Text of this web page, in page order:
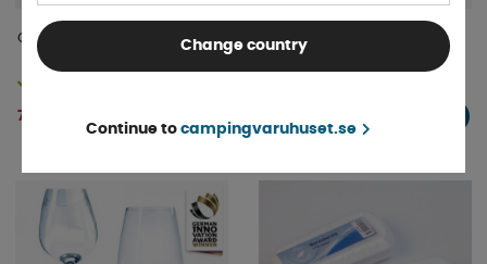
Cobb BBQ Kit
749 kr
Sopborste Med Skyffel
Change country
Continue to campingvaruhuset.se